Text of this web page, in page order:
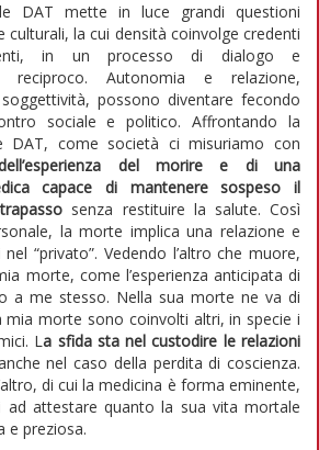
DAT mette in luce grandi questioni
culturali, la cui densità coinvolge credenti
in un processo di dialogo e
reciproco. Autonomia e relazione,
possono diventare fecondo
sociale e politico. Affrontando la
DAT, come società ci misuriamo con
dell’esperienza del morire e di una
capace di mantenere sospeso il
senza restituire la salute. Così
la morte implica una relazione e
“privato”. Vedendo l’altro che muore,
morte, come l’esperienza anticipata di
a me stesso. Nella sua morte ne va di
mia morte sono coinvolti altri, in specie i
La sfida sta nel custodire le relazioni
nel caso della perdita di coscienza.
di cui la medicina è forma eminente,
ad attestare quanto la sua vita mortale
e preziosa.